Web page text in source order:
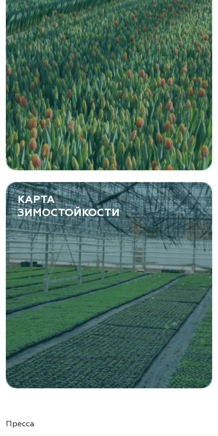
www.vetki.biz
Zaxriddin Flower Plantation, питомник
Ташкентская область, Зангиатинский р-н, ул.
Канимаева, д. 9
«ЁЛЫ-ПАЛЫ», питомник декоративных
растений
Самарская область, с. Подстепки, ул.
Фермерская 14 А
(8482) 650 010
www.yoly-paly.ru
«ВЕНЕВ» питомник растений
Тульская область, Венёвский р-н, село
Борщевое, улица Лесная, д. 13
8 963 224 87 99
https://www.venev1.ru/
«ВЕНЕВ» питомник растений
Тульская область, Венёвский р-н, село
Борщевое, улица Лесная, д. 13
8 963 224 87 99
https://www.venev1.ru/
КАРТА
ЗИМОСТОЙКОСТИ
Пресса